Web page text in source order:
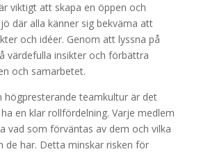
viktigt att skapa en öppen och
där alla känner sig bekväma att
och idéer. Genom att lyssna på
värdefulla insikter och förbättra
och samarbetet.
högpresterande teamkultur är det
en klar rollfördelning. Varje medlem
vad som förväntas av dem och vilka
de har. Detta minskar risken för